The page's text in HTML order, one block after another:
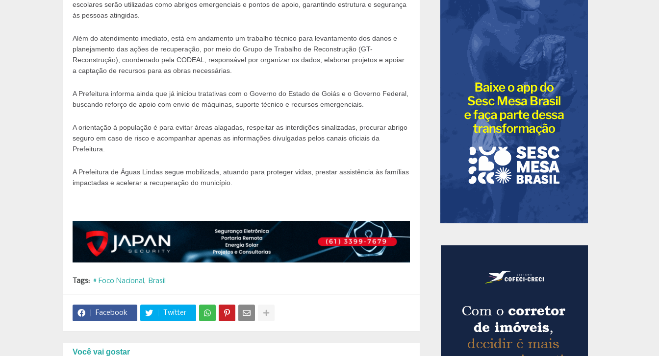
escolares serão utilizadas como abrigos emergenciais e pontos de apoio, garantindo estrutura e segurança
às pessoas atingidas.
Além do atendimento imediato, está em andamento um trabalho técnico para levantamento dos danos e
planejamento das ações de recuperação, por meio do Grupo de Trabalho de Reconstrução (GT-
Reconstrução), coordenado pela CODEAL, responsável por organizar os dados, elaborar projetos e apoiar
a captação de recursos para as obras necessárias.
A Prefeitura informa ainda que já iniciou tratativas com o Governo do Estado de Goiás e o Governo Federal,
buscando reforço de apoio com envio de máquinas, suporte técnico e recursos emergenciais.
A orientação à população é para evitar áreas alagadas, respeitar as interdições sinalizadas, procurar abrigo
seguro em caso de risco e acompanhar apenas as informações divulgadas pelos canais oficiais da
Prefeitura.
A Prefeitura de Águas Lindas segue mobilizada, atuando para proteger vidas, prestar assistência às famílias
impactadas e acelerar a recuperação do município.
Tags: # Foco Nacional Brasil
Facebook Twitter
Você vai gostar